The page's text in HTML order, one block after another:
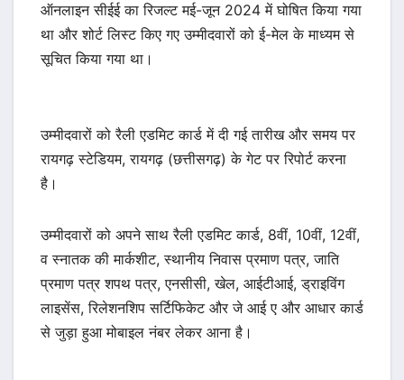
ऑनलाइन सीईई का रिजल्ट मई-जून 2024 में घोषित किया गया
था और शोर्ट लिस्ट किए गए उम्मीदवारों को ई-मेल के माध्यम से
सूचित किया गया था।
उम्मीदवारों को रैली एडमिट कार्ड में दी गई तारीख और समय पर
रायगढ़ स्टेडियम, रायगढ़ (छत्तीसगढ़) के गेट पर रिपोर्ट करना
है।
उम्मीदवारों को अपने साथ रैली एडमिट कार्ड, 8वीं, 10वीं, 12वीं,
व स्नातक की मार्कशीट, स्थानीय निवास प्रमाण पत्र, जाति
प्रमाण पत्र शपथ पत्र, एनसीसी, खेल, आईटीआई, ड्राइविंग
लाइसेंस, रिलेशनशिप सर्टिफिकेट और जे आई ए और आधार कार्ड
से जुड़ा हुआ मोबाइल नंबर लेकर आना है।